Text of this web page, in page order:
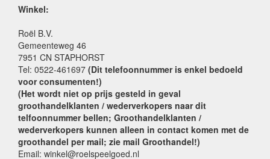
Winkel:
Roël B.V.
Gemeenteweg 46
7951 CN STAPHORST
Tel: 0522-461697 (Dit telefoonnummer is enkel bedoeld
voor consumenten!)
(Het wordt niet op prijs gesteld in geval
groothandelklanten / wederverkopers naar dit
telfoonnummer bellen; Groothandelklanten /
wederverkopers kunnen alleen in contact komen met de
groothandel per mail; zie mail Groothandel!)
Email: winkel@roelspeelgoed.nl